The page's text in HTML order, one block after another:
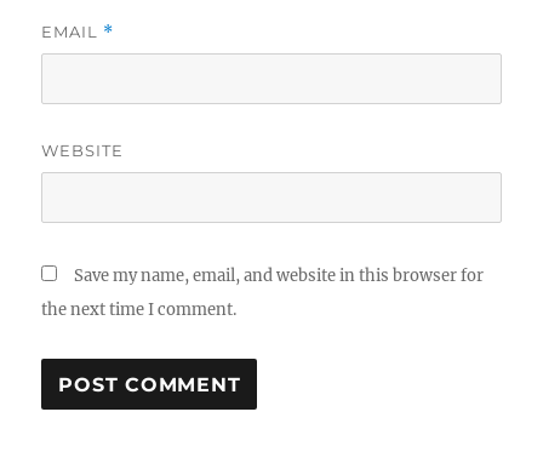
EMAIL *
WEBSITE
Save my name, email, and website in this browser for
the next time I comment.